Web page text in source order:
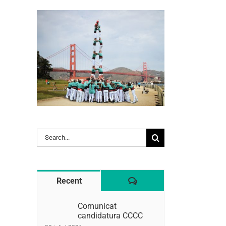
Search
for:
Recent Comentaris
Comunicat
candidatura CCCC